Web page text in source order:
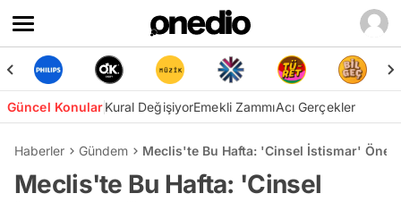
Güncel KonularKural DeğişiyorEmekli ZammıAcı Gerçekler
Haberler Gündem Meclis'te Bu Hafta: 'Cinsel İstismar'
Meclis'te Bu Hafta: 'Cinsel